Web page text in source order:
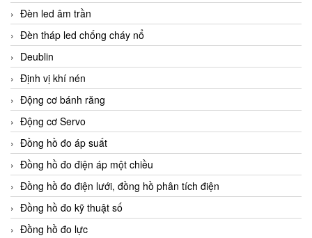
Đèn led âm trần
Đèn tháp led chống cháy nổ
Deublin
Định vị khí nén
Động cơ bánh răng
Động cơ Servo
Đồng hồ đo áp suất
Đồng hồ đo điện áp một chiều
Đồng hồ đo điện lưới, đồng hồ phân tích điện
Đồng hồ đo kỹ thuật số
Đồng hồ đo lực